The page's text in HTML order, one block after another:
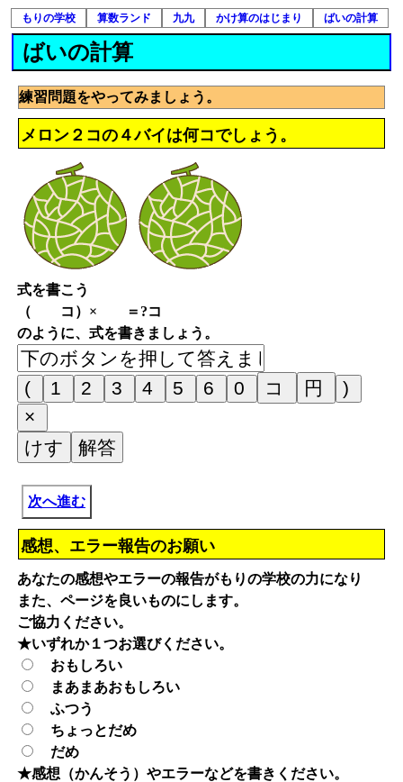
もりの学校 算数ランド 九九 かけ算のはじまり ばいの計算
ばいの計算
練習問題をやってみましょう。
メロン２コの４バイは何コでしょう。
式を書こう
（ コ）× ＝?コ
のように、式を書きましょう。
次へ進む
感想、エラー報告のお願い
あなたの感想やエラーの報告がもりの学校の力になり
また、ページを良いものにします。
ご協力ください。
★いずれか１つお選びください。
おもしろい
まあまあおもしろい
ふつう
ちょっとだめ
だめ
★感想（かんそう）やエラーなどを書きください。